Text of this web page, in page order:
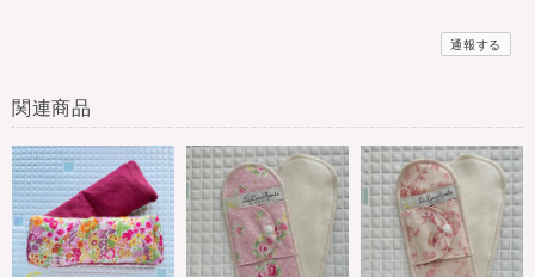
通報する
関連商品